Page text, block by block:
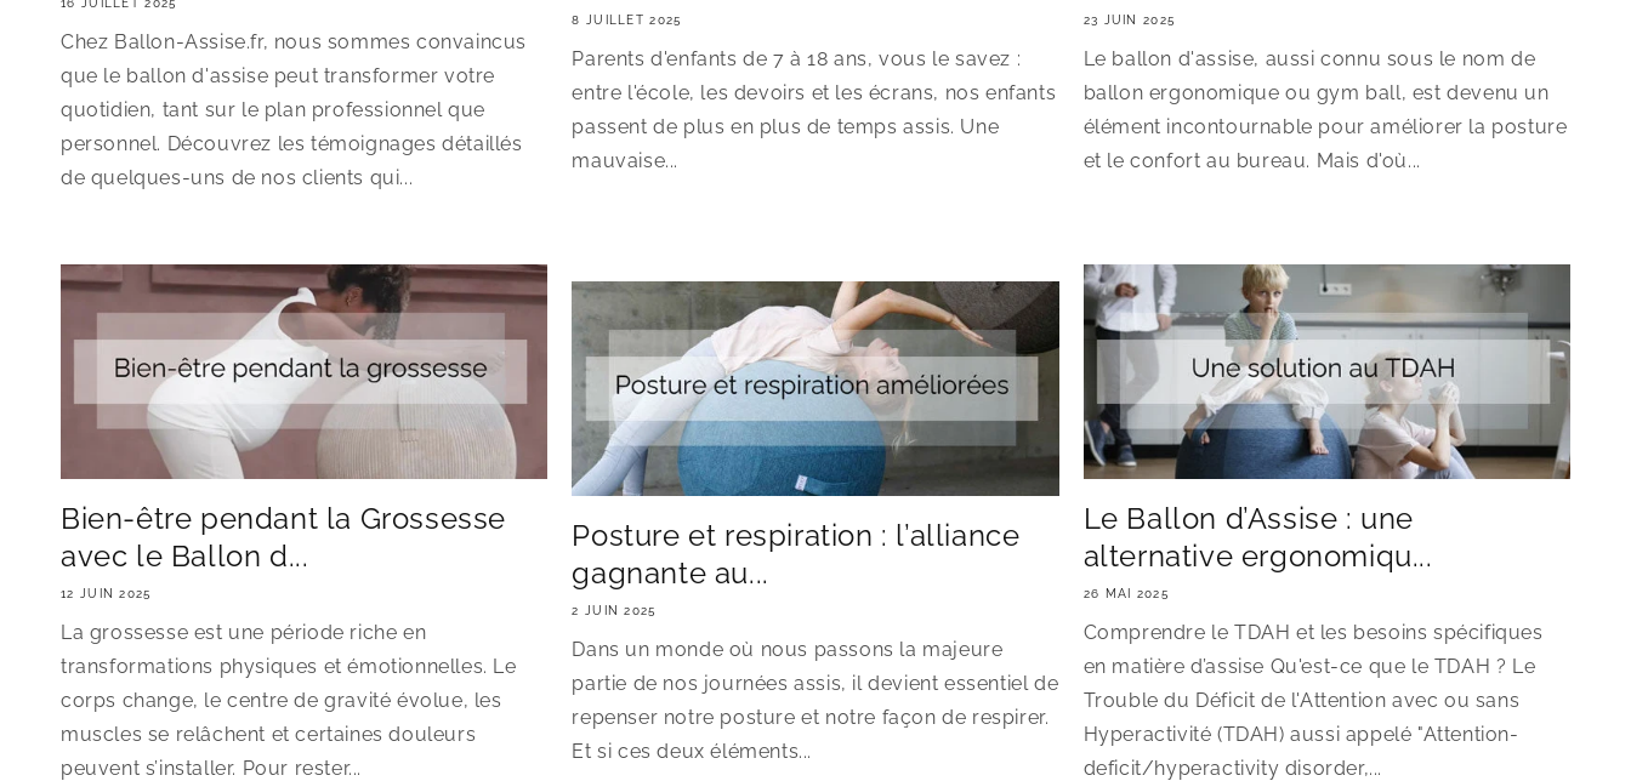
16 JUILLET 2025
Chez Ballon-Assise.fr, nous sommes convaincus
que le ballon d'assise peut transformer votre
quotidien, tant sur le plan professionnel que
personnel. Découvrez les témoignages détaillés
de quelques-uns de nos clients qui...
8 JUILLET 2025
Parents d'enfants de 7 à 18 ans, vous le savez :
entre l'école, les devoirs et les écrans, nos enfants
passent de plus en plus de temps assis. Une
mauvaise...
23 JUIN 2025
Le ballon d'assise, aussi connu sous le nom de
ballon ergonomique ou gym ball, est devenu un
élément incontournable pour améliorer la posture
et le confort au bureau. Mais d'où...
Bien-être pendant la Grossesse
avec le Ballon d...
12 JUIN 2025
La grossesse est une période riche en
transformations physiques et émotionnelles. Le
corps change, le centre de gravité évolue, les
muscles se relâchent et certaines douleurs
peuvent s’installer. Pour rester...
Posture et respiration : l’alliance
gagnante au...
2 JUIN 2025
Dans un monde où nous passons la majeure
partie de nos journées assis, il devient essentiel de
repenser notre posture et notre façon de respirer.
Et si ces deux éléments...
Le Ballon d’Assise : une
alternative ergonomiqu...
26 MAI 2025
Comprendre le TDAH et les besoins spécifiques
en matière d’assise Qu'est-ce que le TDAH ? Le
Trouble du Déficit de l'Attention avec ou sans
Hyperactivité (TDAH) aussi appelé "Attention-
deficit/hyperactivity disorder,...